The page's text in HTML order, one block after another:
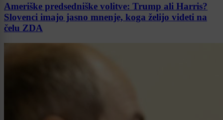
Ameriške predsedniške volitve: Trump ali Harris?
Slovenci imajo jasno mnenje, koga želijo videti na
čelu ZDA